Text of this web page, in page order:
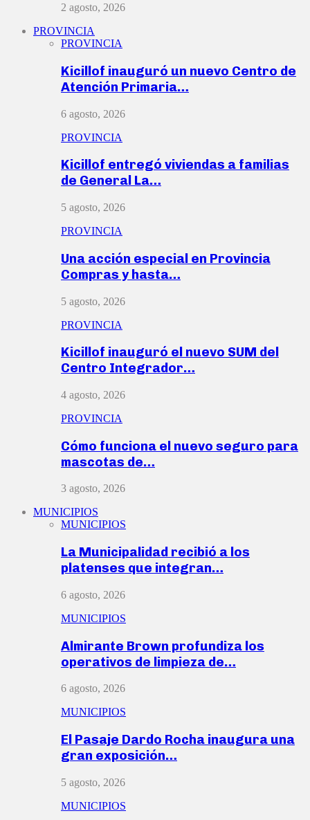
2 agosto, 2026
PROVINCIA
PROVINCIA
Kicillof inauguró un nuevo Centro de
Atención Primaria…
6 agosto, 2026
PROVINCIA
Kicillof entregó viviendas a familias
de General La…
5 agosto, 2026
PROVINCIA
Una acción especial en Provincia
Compras y hasta…
5 agosto, 2026
PROVINCIA
Kicillof inauguró el nuevo SUM del
Centro Integrador…
4 agosto, 2026
PROVINCIA
Cómo funciona el nuevo seguro para
mascotas de…
3 agosto, 2026
MUNICIPIOS
MUNICIPIOS
La Municipalidad recibió a los
platenses que integran…
6 agosto, 2026
MUNICIPIOS
Almirante Brown profundiza los
operativos de limpieza de…
6 agosto, 2026
MUNICIPIOS
El Pasaje Dardo Rocha inaugura una
gran exposición…
5 agosto, 2026
MUNICIPIOS